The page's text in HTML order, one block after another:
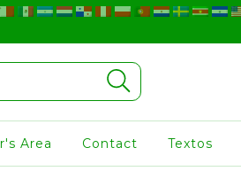
Area Contact Textos